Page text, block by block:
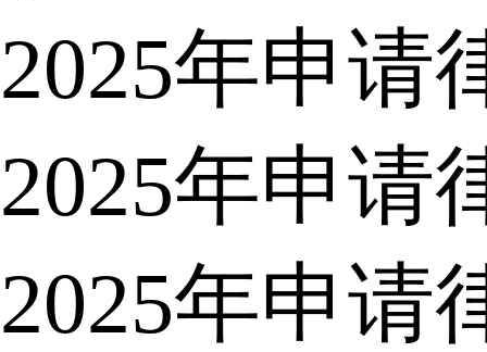
2025年申请
2025年申请
2025年申请